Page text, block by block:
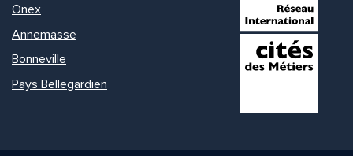
Onex
Annemasse
Bonneville
Pays Bellegardien